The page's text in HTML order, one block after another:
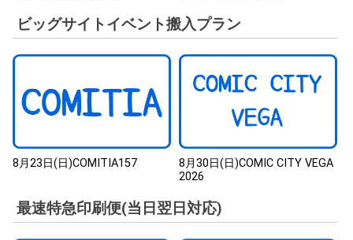
ビッグサイトイベント搬入プラン
8月23日(日)COMITIA157
8月30日(日)COMIC CITY VEGA
2026
最速特急印刷便(当日翌日対応)